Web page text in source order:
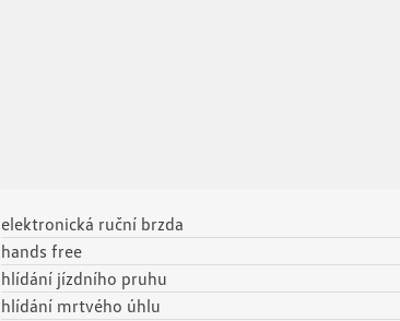
elektronická ruční brzda
hands free
hlídání jízdního pruhu
hlídání mrtvého úhlu